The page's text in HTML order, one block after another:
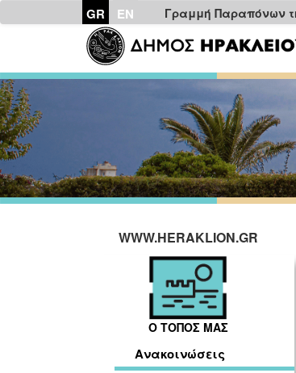
GR EN Γραμμή Παραπόνων
WWW.HERAKLION.GR
Ο ΤΟΠΟΣ ΜΑΣ
Ανακοινώσεις